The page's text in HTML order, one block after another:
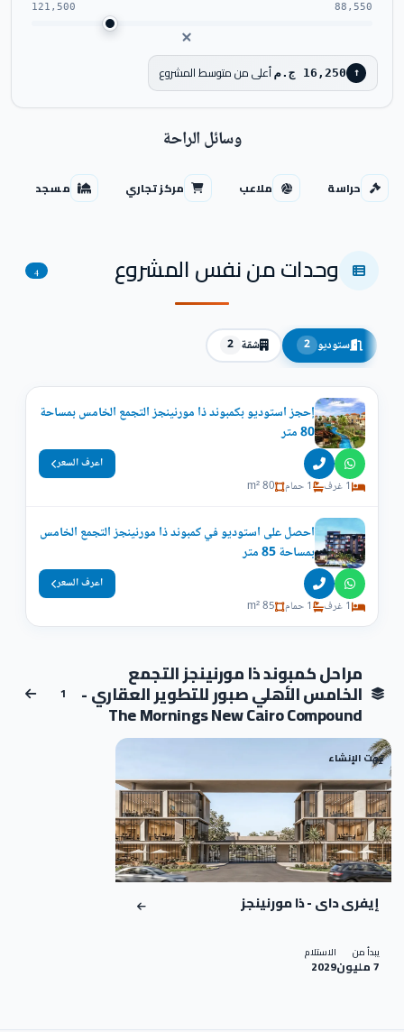
88,550
121,500
↑ 16,250 ج.م أعلى من متوسط المشروع
وسائل الراحة
حراسة ملاعب مركز تجاري مسجد
وحدات من نفس المشروع 4
ستوديو 2 شقة 2
إحجز استوديو بكمبوند ذا مورنينجز التجمع الخامس بمساحة
80 متر
1 غرف 1 حمام 80 m²
اعرف السعر
احصل على استوديو في كمبوند ذا مورنينجز التجمع الخامس
بمساحة 85 متر
1 غرف 1 حمام 85 m²
اعرف السعر
مراحل كمبوند ذا مورنينجز التجمع
الخامس الأهلي صبور للتطوير العقاري -
The Mornings New Cairo Compound
1
تحت الإنشاء
01
إيفرى داى - ذا مورنينجز
يبدأ من
7 مليون
الاستلام
2029